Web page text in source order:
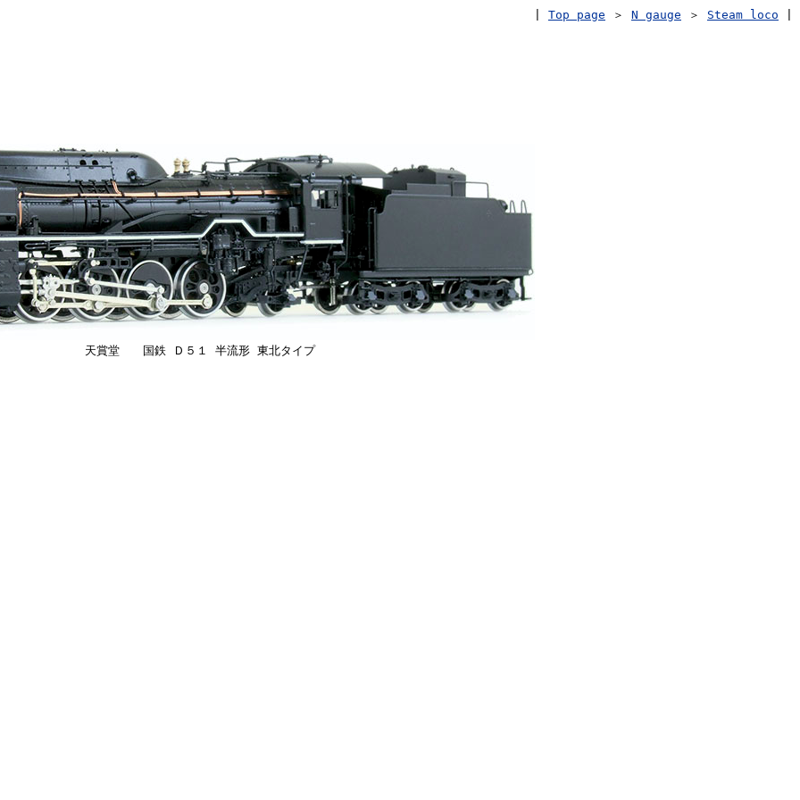
Top page ＞ N gauge ＞ Steam loco
天賞堂 国鉄 Ｄ５１ 半流形 東北タイプ